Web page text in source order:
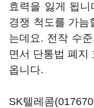
효력을 잃게 됩
경쟁 척도를 가늠
는데요. 전작 수
면서 단통법 폐지
옵니다.
SK텔레콤